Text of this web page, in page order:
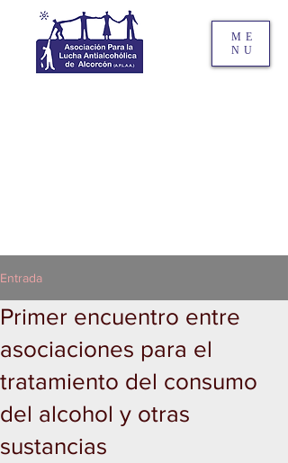
ME
NU
Entrada
Primer encuentro entre
asociaciones para el
tratamiento del consumo
del alcohol y otras
sustancias